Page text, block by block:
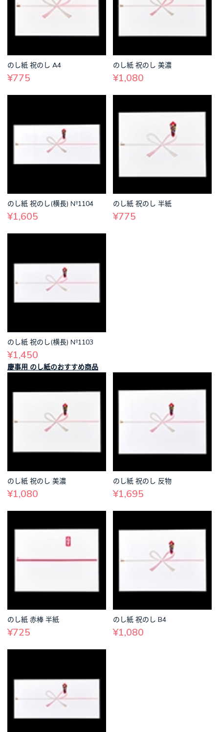
のし紙 祝のし A4
¥775
のし紙 祝のし 美濃
¥1,080
のし紙 祝のし(横長) №1104
¥1,605
のし紙 祝のし 半紙
¥775
のし紙 祝のし(横長) №1103
¥1,450
慶事用 のし紙のおすすめ商品
のし紙 祝のし 美濃
¥1,080
のし紙 祝のし 反物
¥1,695
のし紙 赤棒 半紙
¥725
のし紙 祝のし B4
¥1,080